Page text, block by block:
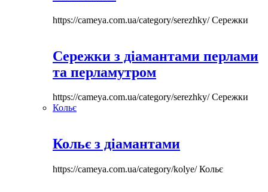
https://cameya.com.ua/category/serezhky/Сережки
Сережки з діамантами перлами
та перламутром
https://cameya.com.ua/category/serezhky/Сережки
Кольє
Кольє з діамантами
https://cameya.com.ua/category/kolye/Кольє